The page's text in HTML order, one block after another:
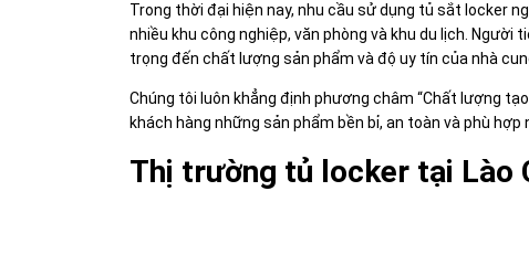
Trong thời đại hiện nay, nhu cầu sử dụng tủ sắt locker
nhiều khu công nghiệp, văn phòng và khu du lịch.
trọng đến chất lượng sản phẩm và độ uy tín của nhà
Chúng tôi luôn khẳng định phương châm “Chất lượng
khách hàng những sản phẩm bền bỉ, an toàn và phù
Thị trường tủ locker tại Lào